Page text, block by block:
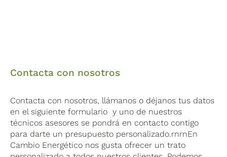
Contacta con nosotros
Contacta con nosotros, llámanos o déjanos tus datos
en el siguiente formulario y uno de nuestros
técnicos asesores se pondrá en contacto contigo
para darte un presupuesto personalizado.rnrnEn
Cambio Energético nos gusta ofrecer un trato